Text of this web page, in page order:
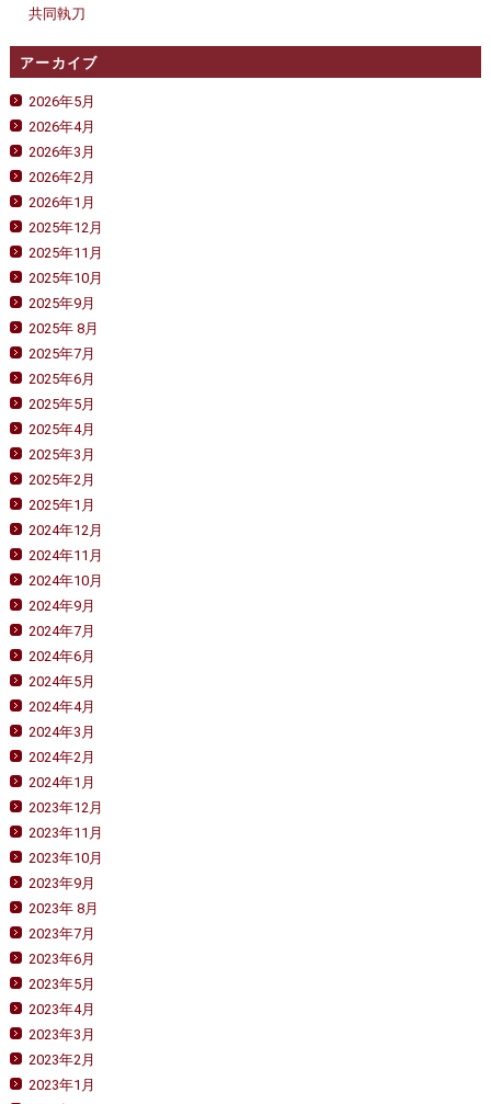
医師募集情報
トピックス一覧
共同執刀
アーカイブ
2026年5月
2026年4月
2026年3月
2026年2月
2026年1月
2025年12月
2025年11月
2025年10月
2025年9月
2025年 8月
2025年7月
2025年6月
2025年5月
2025年4月
2025年3月
2025年2月
2025年1月
2024年12月
2024年11月
2024年10月
2024年9月
2024年7月
2024年6月
2024年5月
2024年4月
2024年3月
2024年2月
2024年1月
2023年12月
2023年11月
2023年10月
2023年9月
2023年 8月
2023年7月
2023年6月
2023年5月
2023年4月
2023年3月
2023年2月
2023年1月